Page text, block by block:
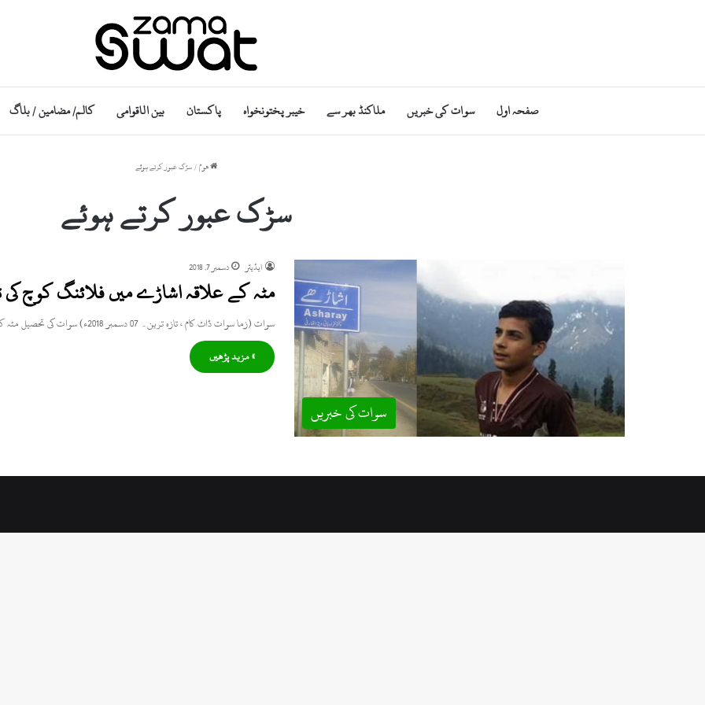
صفحہ اول سوات کی خبریں ملاکنڈ بھر سے خیبر پختونخواہ پاکستان بین الاقوامی کالم/ مضامین / بلاگ
ھوم/سڑک عبور کرتے ہوئے
سڑک عبور کرتے ہوئے
سوات کی خبریں
ایڈیٹر دسمبر 7, 2018
مٹہ کے علاقہ اشاڑے میں فلائنگ کوچ
سوات (زما سوات ڈاٹ کام ، تازہ ترین۔ 07 دسمبر 2018ء) سوات کی تحصیل مٹہ کے علاقہ اشاڑے میں فلائنگ…
» مزید پڑھیں